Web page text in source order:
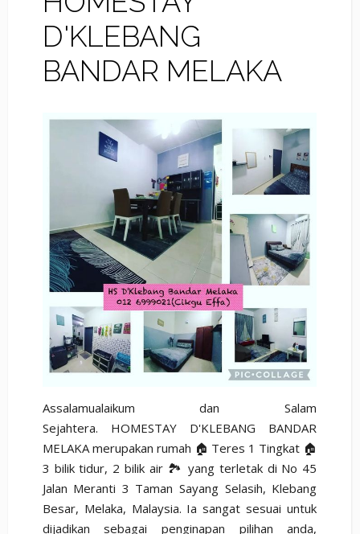
D'KLEBANG
BANDAR MELAKA
Assalamualaikum dan Salam
Sejahtera. HOMESTAY D'KLEBANG BANDAR
MELAKA merupakan rumah 🏠 Teres 1 Tingkat 🏠
3 bilik tidur, 2 bilik air 🏞️ yang terletak di No 45
Jalan Meranti 3 Taman Sayang Selasih, Klebang
Besar, Melaka, Malaysia. Ia sangat sesuai untuk
dijadikan sebagai penginapan pilihan anda,